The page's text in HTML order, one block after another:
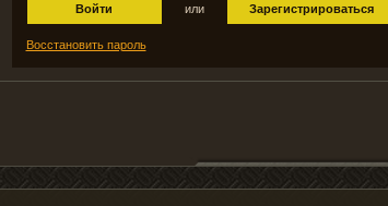
Войти или Зарегистрироваться
Восстановить пароль